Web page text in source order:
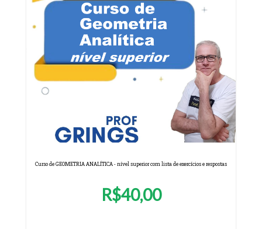
Curso de GEOMETRIA ANALÍTICA - nível superior com lista de exercícios e respostas
R$40,00